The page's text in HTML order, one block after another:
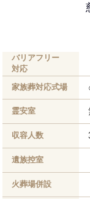
バリアフリー
対応
家族葬対応式場
霊安室
収容人数
遺族控室
火葬場併設